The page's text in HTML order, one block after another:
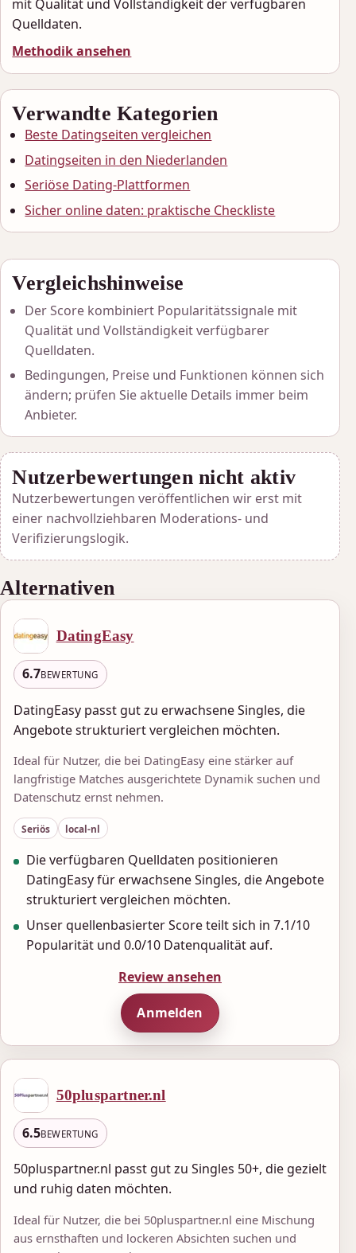
mit Qualität und Vollständigkeit der verfügbaren
Quelldaten.
Methodik ansehen
Verwandte Kategorien
Beste Datingseiten vergleichen
Datingseiten in den Niederlanden
Seriöse Dating-Plattformen
Sicher online daten: praktische Checkliste
Vergleichshinweise
Der Score kombiniert Popularitätssignale mit
Qualität und Vollständigkeit verfügbarer
Quelldaten.
Bedingungen, Preise und Funktionen können sich
ändern; prüfen Sie aktuelle Details immer beim
Anbieter.
Nutzerbewertungen nicht aktiv
Nutzerbewertungen veröffentlichen wir erst mit
einer nachvollziehbaren Moderations- und
Verifizierungslogik.
Alternativen
DatingEasy
6.7BEWERTUNG
DatingEasy passt gut zu erwachsene Singles, die
Angebote strukturiert vergleichen möchten.
Ideal für Nutzer, die bei DatingEasy eine stärker auf
langfristige Matches ausgerichtete Dynamik suchen und
Datenschutz ernst nehmen.
Seriös local-nl
Die verfügbaren Quelldaten positionieren
DatingEasy für erwachsene Singles, die Angebote
strukturiert vergleichen möchten.
Unser quellenbasierter Score teilt sich in 7.1/10
Popularität und 0.0/10 Datenqualität auf.
Review ansehen
Anmelden
50pluspartner.nl
6.5BEWERTUNG
50pluspartner.nl passt gut zu Singles 50+, die gezielt
und ruhig daten möchten.
Ideal für Nutzer, die bei 50pluspartner.nl eine Mischung
aus ernsthaften und lockeren Absichten suchen und